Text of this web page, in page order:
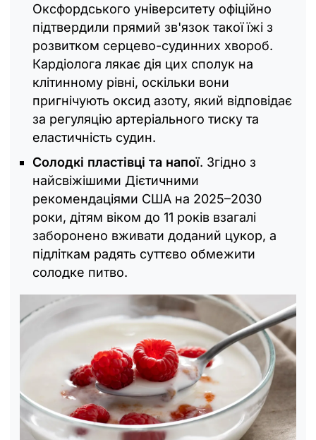
Оксфордського університету офіційно
підтвердили прямий зв'язок такої їжі з
розвитком серцево-судинних хвороб.
Кардіолога лякає дія цих сполук на
клітинному рівні, оскільки вони
пригнічують оксид азоту, який відповідає
за регуляцію артеріального тиску та
еластичність судин.
Солодкі пластівці та напої. Згідно з
найсвіжішими Дієтичними
рекомендаціями США на 2025–2030
роки, дітям віком до 11 років взагалі
заборонено вживати доданий цукор, а
підліткам радять суттєво обмежити
солодке питво.